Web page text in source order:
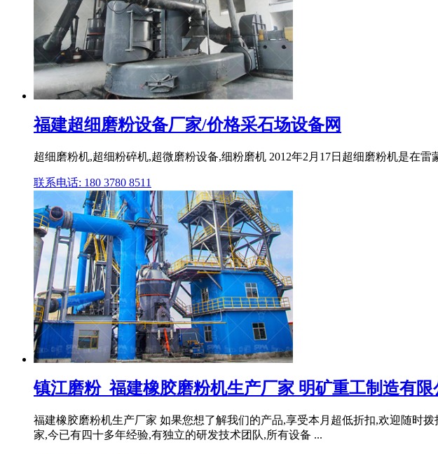
福建超细磨粉设备厂家/价格采石场设备网
超细磨粉机,超细粉碎机,超微磨粉设备,细粉磨机 2012年2月17日超细磨粉机是在
联系电话: 180 3780 8511
镇江磨粉_福建橡胶磨粉机生产厂家 明矿重工制造有限
福建橡胶磨粉机生产厂家 如果您想了解我们的产品,享受本月超低折扣,欢迎随时
家,今已有四十多年经验,有独立的研发技术团队,所有设备 ...